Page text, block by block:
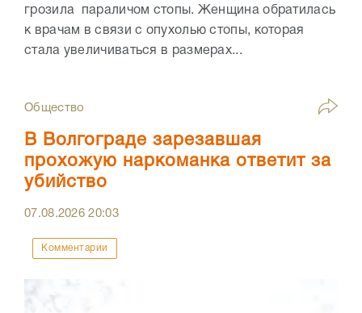
грозила параличом стопы. Женщина обратилась
к врачам в связи с опухолью стопы, которая
стала увеличиваться в размерах...
Общество
В Волгограде зарезавшая
прохожую наркоманка ответит за
убийство
07.08.202620:03
Комментарии